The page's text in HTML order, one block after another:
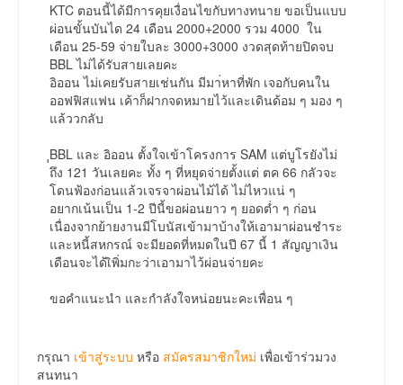
KTC ตอนนี้ได้มีการคุยเงื่อนไขกับทางทนาย ขอเป็นแบบ
ผ่อนขั้นบันได 24 เดือน 2000+2000 รวม 4000 ใน
เดือน 25-59 จ่ายใบละ 3000+3000 งวดสุดท้ายปิดจบ
BBL ไม่ได้รับสายเลยคะ
อิออน ไม่เคยรับสายเช่นกัน มีมา่หาที่พัก เจอกับคนใน
ออฟฟิสแฟน เค้าก็ฝากจดหมายไว้และเดินด้อม ๆ มอง ๆ
แล้ววกลับ
ฺฺBBL และ อิออน ตั้งใจเข้าโครงการ SAM แต่บูโรยังไม่
ถึง 121 วันเลยคะ ทั้ง ๆ ที่หยุดจ่ายตั้งแต่ ตค 66 กลัวจะ
โดนฟ้องก่อนแล้วเจรจาผ่อนไม้ได้ ไม่ไหวแน่ ๆ
อยากเน้นเป็น 1-2 ปีนี้ขอผ่อนยาว ๆ ยอดต่ำ ๆ ก่อน
เนื่องจากย้ายงานมีโบนัสเข้ามาบ้างให้เอามาผ่อนชำระ
และหนี้สหกรณ์ จะมียอดที่หมดในปี 67 นี้ 1 สัญญาเงิน
เดือนจะได้เิพิ่มกะว่าเอามาไว้ผ่อนจ่ายคะ
ขอคำแนะนำ และกำลังใจหน่อยนะคะเพื่อน ๆ
กรุณา เข้าสู่ระบบ หรือ สมัครสมาชิกใหม่ เพื่อเข้าร่วมวง
สนทนา